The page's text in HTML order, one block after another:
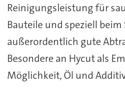
Reinigungsleistung für
Bauteile und speziell
außerordentlich gute
Besondere an Hycut als
Möglichkeit, Öl und